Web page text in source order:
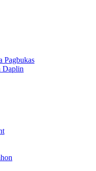
Pagbukas
Daplin